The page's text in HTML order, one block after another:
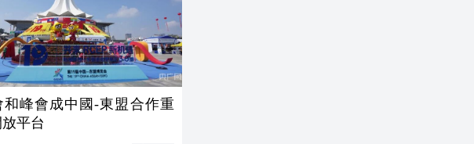
和峰會成中國-東盟合作重
平台